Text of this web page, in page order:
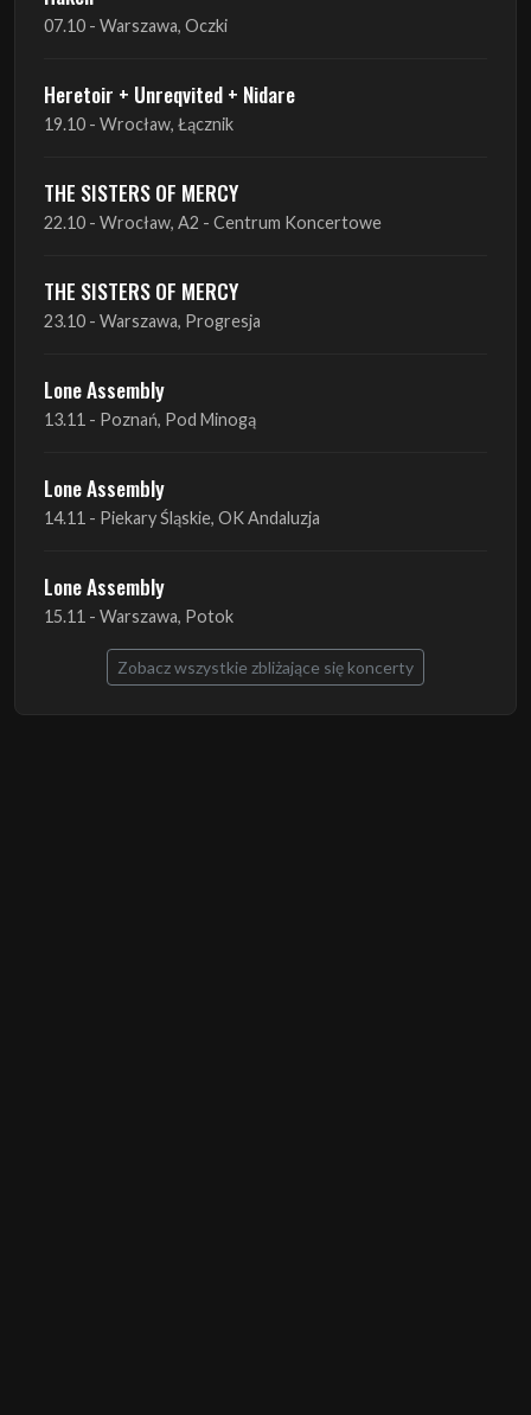
THE SISTERS OF MERCY
22.10 - Wrocław, A2 - Centrum Koncertowe
THE SISTERS OF MERCY
Lone Assembly
Lone Assembly
14.11 - Piekary Śląskie, OK Andaluzja
Lone Assembly
15.11 - Warszawa, Potok